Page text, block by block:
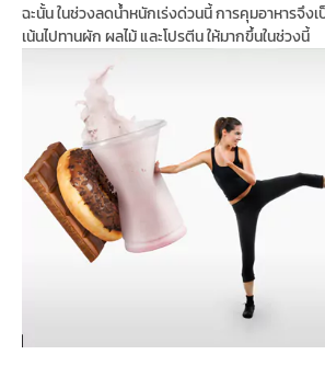
ฉะนั้น ในช่วงลดน้ำหนักเร่งด่วนนี้ การคุมอาหารจึง
เน้นไปทานผัก ผลไม้ และโปรตีน ให้มากขึ้นในช่วงนี้